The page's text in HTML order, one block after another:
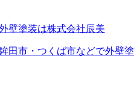
田市・つくば市などで外壁塗